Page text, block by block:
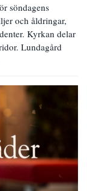
söndagens
och åldringar,
Kyrkan delar
Lundagård